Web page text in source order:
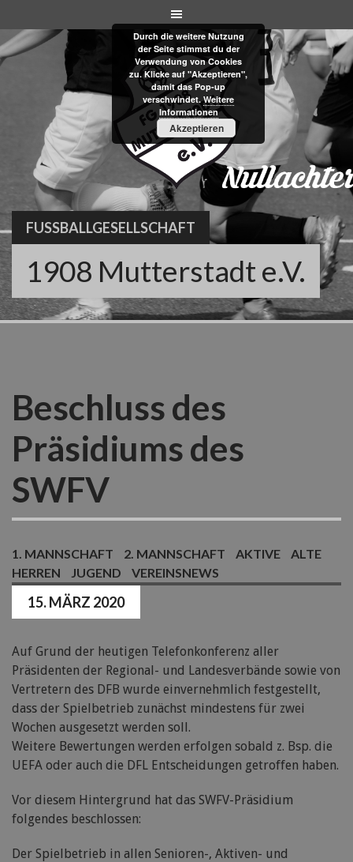
to
content
FUSSBALLGESELLSCHAFT
1908 Mutterstadt e.V.
Beschluss des
Präsidiums des
SWFV
1. MANNSCHAFT 2. MANNSCHAFT AKTIVE
ALTE
HERREN
JUGEND VEREINSNEWS
15. MÄRZ 2020
Auf Grund der heutigen Telefonkonferenz aller
Präsidenten der Regional- und Landesverbände sowie von
Vertretern des DFB wurde einvernehmlich festgestellt,
dass der Spielbetrieb zunächst mindestens für zwei
Wochen ausgesetzt werden soll.
Weitere Bewertungen werden erfolgen sobald z. Bsp. die
UEFA oder auch die DFL Entscheidungen getroffen haben.
Vor diesem Hintergrund hat das SWFV-Präsidium
folgendes beschlossen:
Der Spielbetrieb in allen Senioren-, Aktiven- und
Durch die weitere Nutzung
der Seite stimmst du der
Verwendung von Cookies
zu. Klicke auf "Akzeptieren",
damit das Pop-up
verschwindet.Weitere
Informationen
Akzeptieren